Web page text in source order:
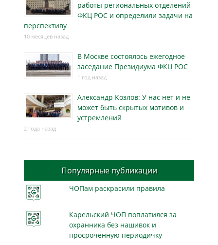
работы региональных отделений
ФКЦ РОС и определили задачи на
перспективу
10 месяцев назад
В Москве состоялось ежегодное
заседание Президиума ФКЦ РОС
1 год назад
Александр Козлов: У нас нет и не
может быть скрытых мотивов и
устремлений
2 года назад
Популярные публикации
ЧОПам раскрасили правила
Карельский ЧОП поплатился за
охранника без нашивок и
просроченную периодичку